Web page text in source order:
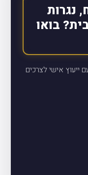
נגרות
בואו
ייעוץ אישי לצרכים